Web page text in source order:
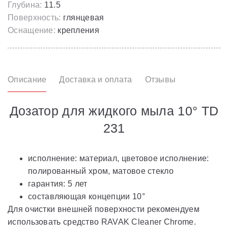
Глубина: 11.5
Поверхность: глянцевая
Оснащение: крепления
Описание Доставка и оплата Отзывы
Дозатор для жидкого мыла 10° TD
231
исполнение: материал, цветовое исполнение:
полированный хром, матовое стекло
гарантия: 5 лет
составляющая концепции 10°
Для очистки внешней поверхности рекомендуем
использовать средство RAVAK Cleaner Chrome.